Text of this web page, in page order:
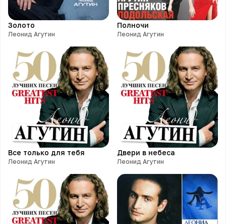
Золото
Леонид Агутин
Полночи
Леонид Агутин
Все только для тебя
Леонид Агутин
Двери в небеса
Леонид Агутин